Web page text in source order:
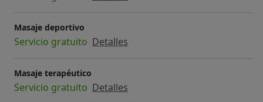
Masaje deportivo
Servicio gratuito Detalles
Masaje terapéutico
Servicio gratuito Detalles